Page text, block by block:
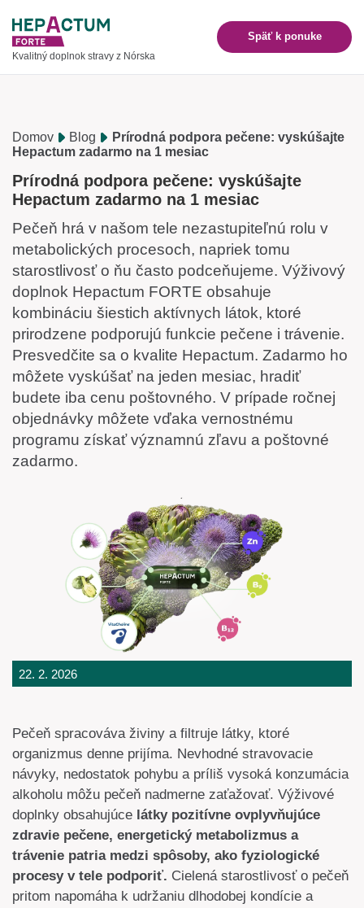
Kvalitný doplnok stravy z Nórska
Späť k ponuke
Domov Blog
Prírodná podpora pečene: vyskúšajte
Hepactum zadarmo na 1 mesiac
Prírodná podpora pečene: vyskúšajte
Hepactum zadarmo na 1 mesiac
Pečeň hrá v našom tele nezastupiteľnú rolu v
metabolických procesoch, napriek tomu
starostlivosť o ňu často podceňujeme. Výživový
doplnok Hepactum FORTE obsahuje
kombináciu šiestich aktívnych látok, ktoré
prirodzene podporujú funkcie pečene i trávenie.
Presvedčite sa o kvalite Hepactum. Zadarmo ho
môžete vyskúšať na jeden mesiac, hradiť
budete iba cenu poštovného. V prípade ročnej
objednávky môžete vďaka vernostnému
programu získať významnú zľavu a poštovné
zadarmo.
22. 2. 2026
Pečeň spracováva živiny a filtruje látky, ktoré
organizmus denne prijíma. Nevhodné stravovacie
návyky, nedostatok pohybu a príliš vysoká konzumácia
alkoholu môžu pečeň nadmerne zaťažovať. Výživové
doplnky obsahujúce látky pozitívne ovplyvňujúce
zdravie pečene, energetický metabolizmus a
trávenie patria medzi spôsoby, ako fyziologické
procesy v tele podporiť. Cielená starostlivosť o pečeň
pritom napomáha k udržaniu dlhodobej kondície a